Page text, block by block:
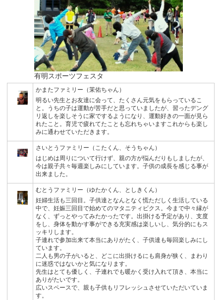
有明スポーツフェスタ
かまたファミリー（茉佑ちゃん）
明るい先生とお友達に会って、たくさん元気をもらっているこ
と。うちの子は運動が苦手だと思っていましたが、習ったデング
リ返しを楽しそうに家でするようになり、運動好きの一面が見ら
れたこと。育児で疲れてたことも忘れちゃいますこれからも楽し
みに通わせていただきます。
さいとうファミリー（こたくん、そうちゃん）
はじめは周りについて行けず、親の方が悩んだりもしましたが、
今は親子共々毎週楽しみにしています。子供の成長を感じる事が
出来ました。
むとうファミリー（ゆたかくん、としきくん）
妊婦生活も三回目。子供達となんとなく慌ただしく生活している
中で、妊娠三回目で始めてのマタニティビクス。今まで中々縁が
なく、ずっとやってみたかったです。出掛ける予定があり、支度
をし、身体を動かす事ができる充実感は楽しいし、気分的にもス
ッキリします。
子連れで参加出来て本当にありがたく、子供達も毎回楽しみにし
ています。
二人も男の子がいると、どこに出掛けるにも肩身が狭く、まわり
に迷惑ではないかと気になります。
先生はとても優しく、子連れでも暖かく受け入れて頂き、本当に
ありがたいです。
広いスペースで、親も子供もリフレッシュさせていただいていま
す。